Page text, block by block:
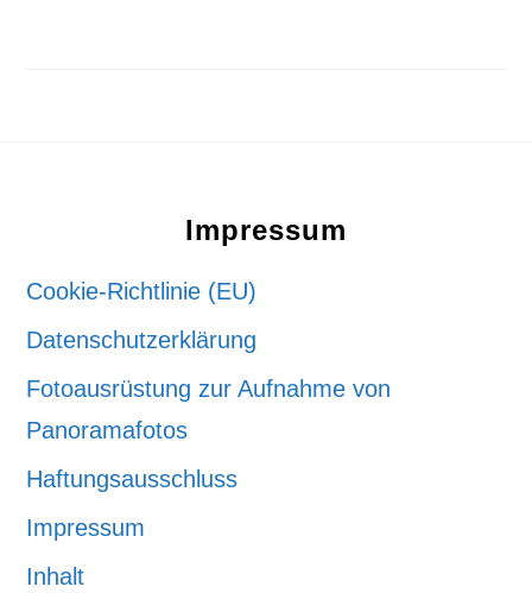
Impressum
Cookie-Richtlinie (EU)
Datenschutzerklärung
Fotoausrüstung zur Aufnahme von
Panoramafotos
Haftungsausschluss
Impressum
Inhalt